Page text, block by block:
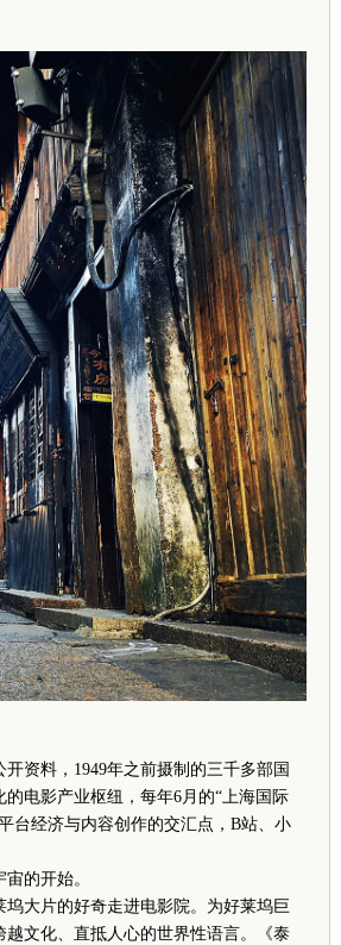
资料，1949年之前摄制的三千多部国
电影产业枢纽，每年6月的“上海国际
台经济与内容创作的交汇点，B站、小
的开始。
大片的好奇走进电影院。为好莱坞巨
文化、直抵人心的世界性语言。《泰